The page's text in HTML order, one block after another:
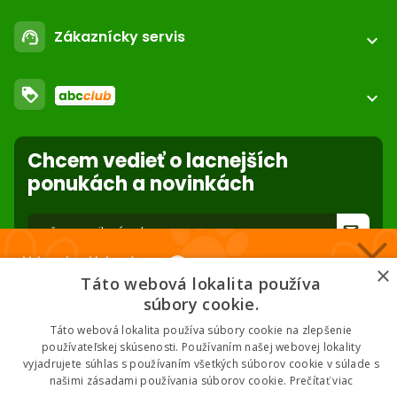
email podpora@abc-zoo.sk
Registrácia / login
Kontakt
O nás
Nastavenia súborov cookie
support_agent Zákaznícky servis expand_more
Obchodné podmienky
Dodacie podmienky
Reklamácie
Ochrana osobných údajov
loyalty expand_more
Použite body a nakupujte lacnejšie!
Viac info
Chcem vedieť o lacnejších
ponukách a novinkách
forward_to_inbox
* Zadaním e-mailu súhlasíte so spracovaním osobných údajov na účely
Nakupuj za klubové ceny 🏆
Nižšie ceny na vybrané produkty. 2 % cashback. Členstvo zadarmo.
Chcem klubové ceny
×
Táto webová lokalita používa
súbory cookie.
Táto webová lokalita používa súbory cookie na zlepšenie
používateľskej skúsenosti. Používaním našej webovej lokality
vyjadrujete súhlas s používaním všetkých súborov cookie v súlade s
našimi zásadami používania súborov cookie. Prečítať viac